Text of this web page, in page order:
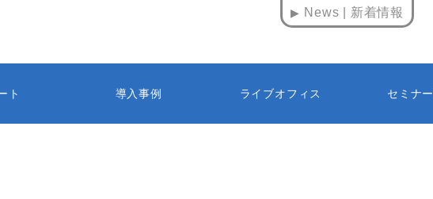
News | 新着情報
ト 導入事例 ライブオフィス セミナ